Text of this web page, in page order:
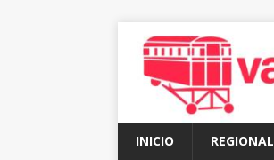
INICIO REGIONAL